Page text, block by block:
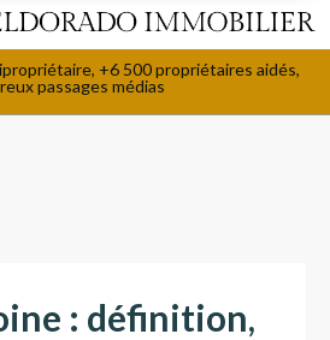
+6 500 propriétaires aidés,
passages médias
: définition,